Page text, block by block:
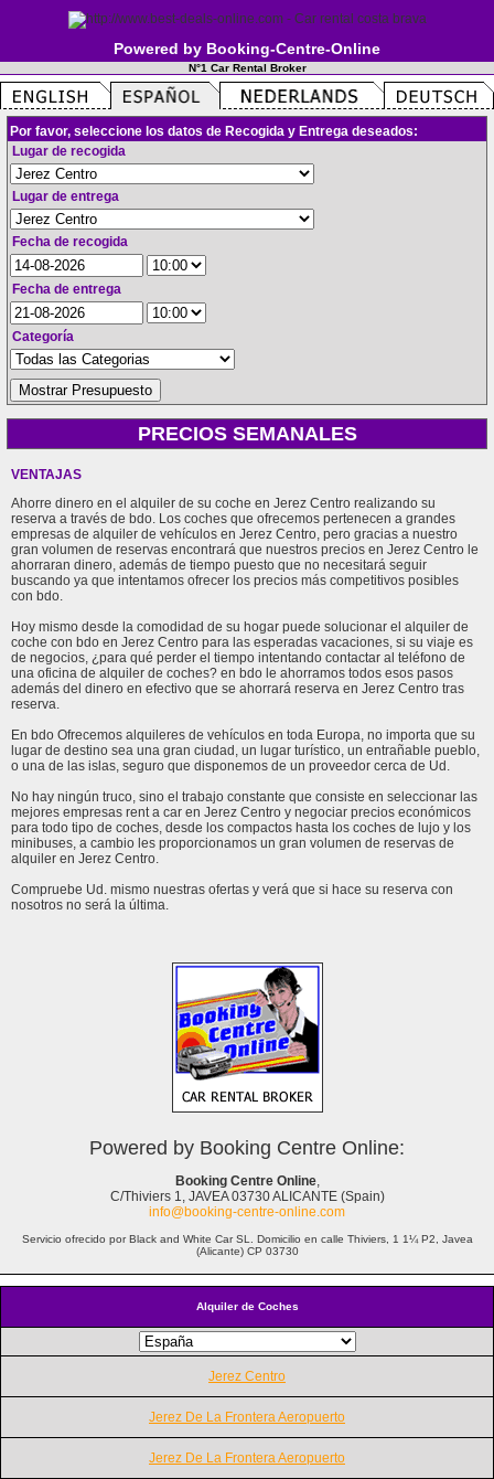
Powered by Booking-Centre-Online
N°1 Car Rental Broker
Alquiler de Coches
Jerez Centro
Jerez De La Frontera Aeropuerto
Jerez De La Frontera Aeropuerto
Por favor, seleccione los datos de Recogida y Entrega deseados:
Lugar de recogida
Lugar de entrega
Fecha de recogida
Fecha de entrega
Categoría
PRECIOS SEMANALES
VENTAJAS
Ahorre dinero en el alquiler de su coche en Jerez Centro realizando su
reserva a través de bdo. Los coches que ofrecemos pertenecen a grandes
empresas de alquiler de vehículos en Jerez Centro, pero gracias a nuestro
gran volumen de reservas encontrará que nuestros precios en Jerez Centro le
ahorraran dinero, además de tiempo puesto que no necesitará seguir
buscando ya que intentamos ofrecer los precios más competitivos posibles
con bdo.
Hoy mismo desde la comodidad de su hogar puede solucionar el alquiler de
coche con bdo en Jerez Centro para las esperadas vacaciones, si su viaje es
de negocios, ¿para qué perder el tiempo intentando contactar al teléfono de
una oficina de alquiler de coches? en bdo le ahorramos todos esos pasos
además del dinero en efectivo que se ahorrará reserva en Jerez Centro tras
reserva.
En bdo Ofrecemos alquileres de vehículos en toda Europa, no importa que su
lugar de destino sea una gran ciudad, un lugar turístico, un entrañable pueblo,
o una de las islas, seguro que disponemos de un proveedor cerca de Ud.
No hay ningún truco, sino el trabajo constante que consiste en seleccionar las
mejores empresas rent a car en Jerez Centro y negociar precios económicos
para todo tipo de coches, desde los compactos hasta los coches de lujo y los
minibuses, a cambio les proporcionamos un gran volumen de reservas de
alquiler en Jerez Centro.
Compruebe Ud. mismo nuestras ofertas y verá que si hace su reserva con
nosotros no será la última.
Powered by Booking Centre Online:
Booking Centre Online,
C/Thiviers 1, JAVEA 03730 ALICANTE (Spain)
info@booking-centre-online.com
Servicio ofrecido por Black and White Car SL. Domicilio en calle Thiviers, 1 1¼ P2, Javea
(Alicante) CP 03730